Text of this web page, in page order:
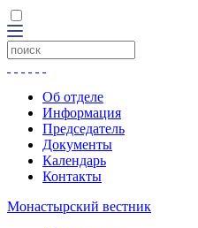
Об отделе
Информация
Председатель
Документы
Календарь
Контакты
Монастырский вестник